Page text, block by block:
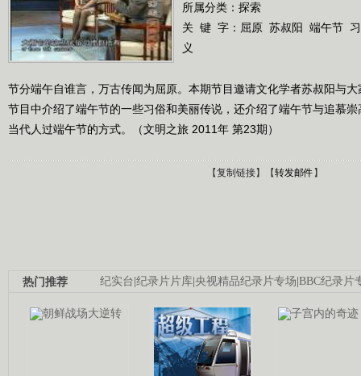
所属分类：探索
关 键 字： 屈原 苏叔阳 端午节
义
节分端午自谁言，万古传闻为屈原。本期节目邀请文化学者苏叔阳与
节目中介绍了端午节的一些习俗和美丽传说，还介绍了端午节与追慕
当代人过端午节的方式。（文明之旅 2011年 第23期）
【复制链接】【转发邮件 】
纪实台 纪录片片库 央视精品纪录片专场 BBC纪录片
热门推荐